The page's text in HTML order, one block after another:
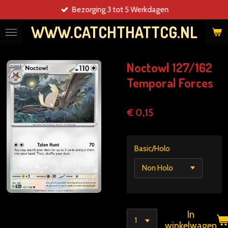
direct
naar
WWW.CATCHTHATTCG.NL
Bezorging 3 tot 5 Werkdagen
Noctowl 127/162
Temporal Forces
€ 0,15
Basic/Holo
In